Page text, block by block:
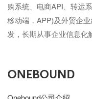
购系统、电商API、转运
移动端，APP)及外贸企
发，长期从事企业信息化
ONEBOUND